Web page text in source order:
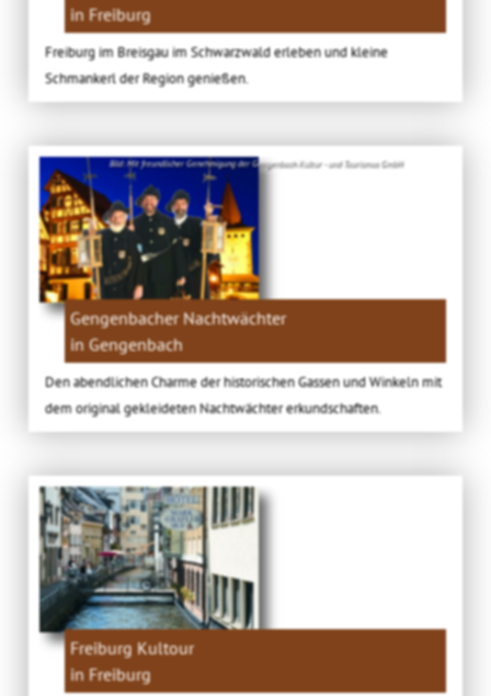
in Freiburg
Freiburg im Breisgau im Schwarzwald erleben und kleine
Schmankerl der Region genießen.
Bild: Mit freundlicher Genehmigung der Gengenbach Kultur - und Tourismus GmbH
Gengenbacher Nachtwächter
in Gengenbach
Den abendlichen Charme der historischen Gassen und Winkeln mit
dem original gekleideten Nachtwächter erkundschaften.
Freiburg Kultour
in Freiburg